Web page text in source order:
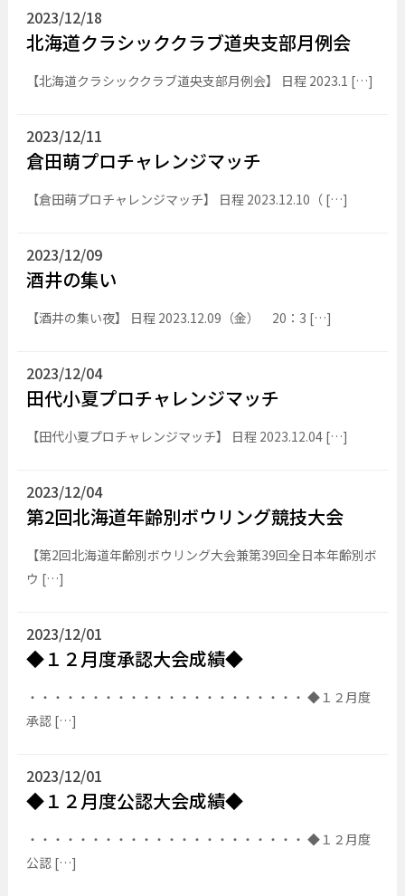
2023/12/18
北海道クラシッククラブ道央支部月例会
【北海道クラシッククラブ道央支部月例会】 日程 2023.1 […]
2023/12/11
倉田萌プロチャレンジマッチ
【倉田萌プロチャレンジマッチ】 日程 2023.12.10（ […]
2023/12/09
酒井の集い
【酒井の集い夜】 日程 2023.12.09（金） 20：3 […]
2023/12/04
田代小夏プロチャレンジマッチ
【田代小夏プロチャレンジマッチ】 日程 2023.12.04 […]
2023/12/04
第2回北海道年齢別ボウリング競技大会
【第2回北海道年齢別ボウリング大会兼第39回全日本年齢別ボ
ウ […]
2023/12/01
◆１２月度承認大会成績◆
・・・・・・・・・・・・・・・・・・・・・・ ◆１２月度
承認 […]
2023/12/01
◆１２月度公認大会成績◆
・・・・・・・・・・・・・・・・・・・・・・ ◆１２月度
公認 […]